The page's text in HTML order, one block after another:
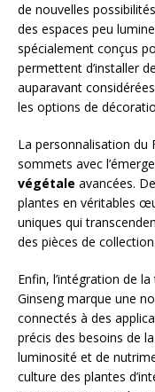
de nouvelles
des espaces peu
spécialement conçus
permettent d’installer
auparavant
les options de
La personnalisation du
sommets avec
végétale avancées.
plantes en véritables
uniques qui
des pièces de collection.
Enfin, l’intégration de
Ginseng marque une
connectés à des
précis des besoins de
luminosité et de
culture des plantes